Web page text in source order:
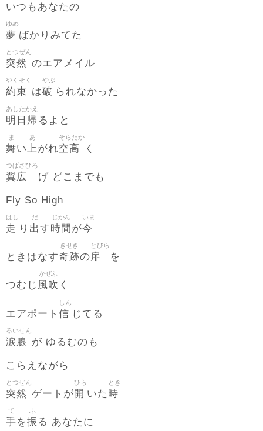
いつもあなたの
夢
ゆめ
ばかりみてた
突然
とつぜん
のエアメイル
約束
やくそく
は破
やぶ
られなかった
明日帰
あしたかえ
るよと
舞
ま
い上
あ
がれ空高
そらたか
く
翼広
つばさひろ
げ どこまでも
Fly So High
走
はし
り 出
だ
す時間
じかん
が今
いま
ときはなす奇跡
きせき
の扉
とびら
を
つむじ 風吹
かぜふ
く
エアポート 信
しん
じてる
涙腺
るいせん
が ゆるむのも
こらえながら
突然
とつぜん
ゲートが開
ひら
いた 時
とき
手
て
を振
ふ
る あなたに